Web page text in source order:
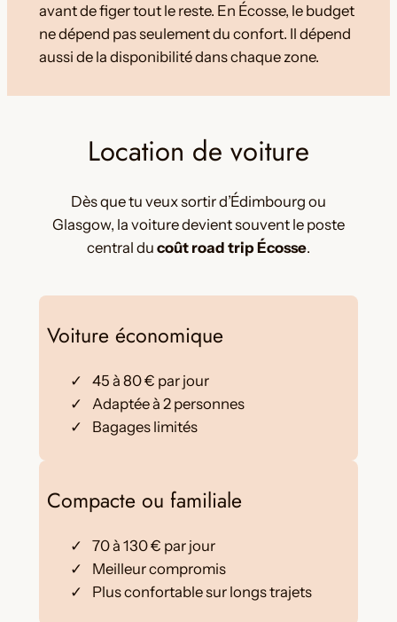
avant de figer tout le reste. En Écosse, le budget
ne dépend pas seulement du confort. Il dépend
aussi de la disponibilité dans chaque zone.
Location de voiture
Dès que tu veux sortir d’Édimbourg ou
Glasgow, la voiture devient souvent le poste
central du coût road trip Écosse.
Voiture économique
45 à 80 € par jour
Adaptée à 2 personnes
Bagages limités
Compacte ou familiale
70 à 130 € par jour
Meilleur compromis
Plus confortable sur longs trajets